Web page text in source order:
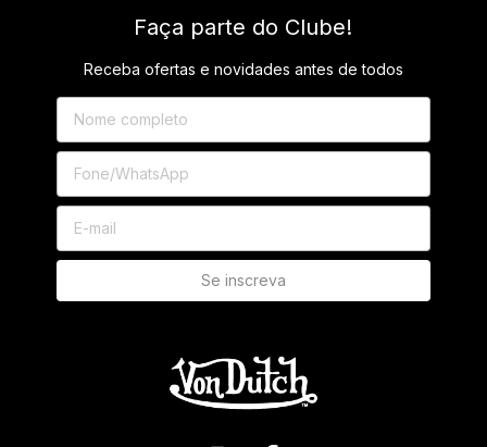
Faça parte do Clube!
Receba ofertas e novidades antes de todos